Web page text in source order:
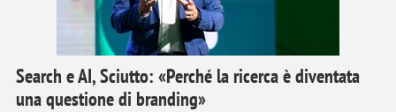
Search e AI, Sciutto: «Perché la ricerca è diventata
una questione di branding»